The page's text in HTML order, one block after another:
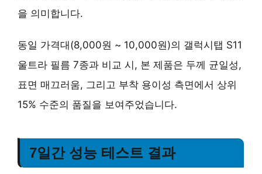
을 의미합니다.
동일 가격대(8,000원 ~ 10,000원)의 갤럭시탭 S11
울트라 필름 7종과 비교 시, 본 제품은 두께 균일성,
표면 매끄러움, 그리고 부착 용이성 측면에서 상위
15% 수준의 품질을 보여주었습니다.
7일간 성능 테스트 결과